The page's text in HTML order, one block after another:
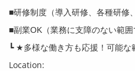
■研修制度（導入研修、各種研修
■副業OK（業務に支障のない範囲
┗ ★多様な働き方も応援！可能な
Location: